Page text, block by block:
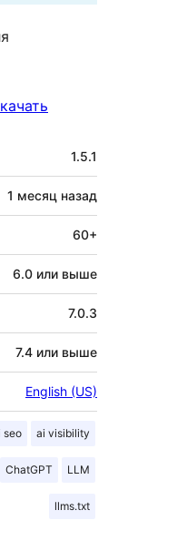
1.5.1
1 месяц назад
60+
6.0 или выше
7.0.3
7.4 или выше
English (US)
seo ai visibility
ChatGPT LLM
llms.txt